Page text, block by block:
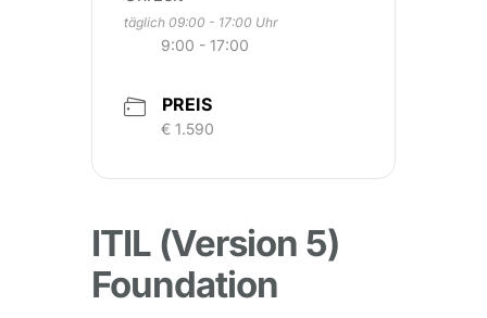
täglich 09:00 - 17:00 Uhr
9:00 - 17:00
PREIS
€ 1.590
ITIL (Version 5)
Foundation